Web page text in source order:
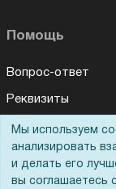
Помощь
Вопрос-ответ
Реквизиты
Гарантии и
Сервисный центр
Вакансии
Мы используем
анализировать
и делать его
вы соглашаетесь
Для Вас доступно
заказе этого
Получить